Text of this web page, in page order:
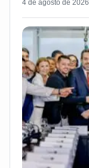
4 de agosto de 2026